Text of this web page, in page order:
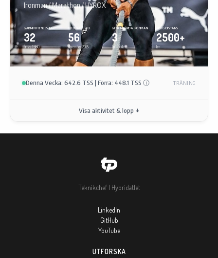
Ironman / Marathon / HYROX
GARMIN FITNESS AGE
32
år vs 1980
VO2MAX I LAB
56
december 2025
GENOMFÖRDA IRONMAN
3
fullföljda
ÅRLIG DISTANS
2500+
km
Denna Vecka: 642.6 TSS | Förra: 448.1 TSS ⓘ TRÄNING
Visa aktivitet & lopp ↓
Teknikchef | Hybridatlet
LinkedIn
GitHub
YouTube
UTFORSKA